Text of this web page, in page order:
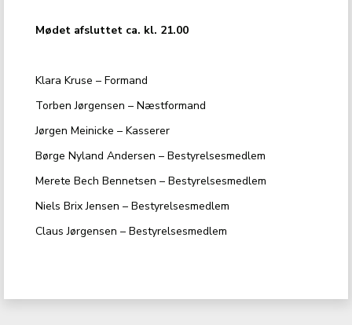
Mødet afsluttet ca. kl. 21.00
Klara Kruse – Formand
Torben Jørgensen – Næstformand
Jørgen Meinicke – Kasserer
Børge Nyland Andersen – Bestyrelsesmedlem
Merete Bech Bennetsen – Bestyrelsesmedlem
Niels Brix Jensen – Bestyrelsesmedlem
Claus Jørgensen – Bestyrelsesmedlem